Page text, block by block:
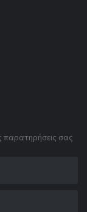
παρατηρήσεις σας